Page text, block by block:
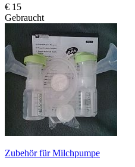
€ 15
Gebraucht
Zubehör für Milchpumpe